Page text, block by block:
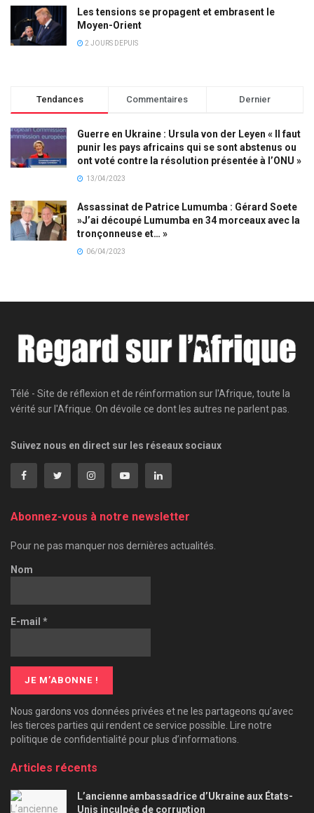
Les tensions se propagent et embrasent le
Moyen-Orient
2 JOURS DEPUIS
Tendances Commentaires Dernier
Guerre en Ukraine : Ursula von der Leyen « Il faut
punir les pays africains qui se sont abstenus ou
ont voté contre la résolution présentée à l’ONU »
13/04/2023
Assassinat de Patrice Lumumba : Gérard Soete
»J’ai découpé Lumumba en 34 morceaux avec la
tronçonneuse et… »
06/04/2023
Télé - Site de réflexion et de réinformation sur l'Afrique, toute la
vérité sur l'Afrique. On dévoile ce dont les autres ne parlent pas.
Suivez nous en direct sur les réseaux sociaux
Abonnez-vous à notre newsletter
Pour ne pas manquer nos dernières actualités.
Nom
E-mail *
Nous gardons vos données privées et ne les partageons qu’avec
les tierces parties qui rendent ce service possible. Lire notre
politique de confidentialité pour plus d’informations.
Articles récents
L’ancienne ambassadrice d’Ukraine aux États-
Unis inculpée de corruption